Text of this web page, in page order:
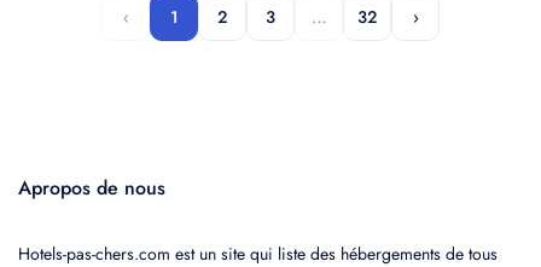
‹ 1 2 3 … 32 ›
Apropos de nous
Hotels-pas-chers.com est un site qui liste des hébergements de tous